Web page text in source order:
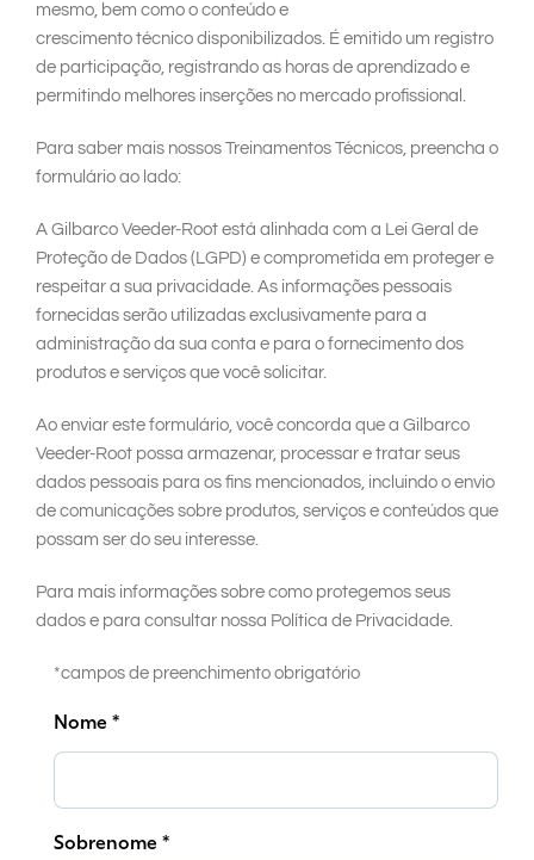
mesmo, bem como o conteúdo e
crescimento técnico disponibilizados. É emitido um registro
de participação, registrando as horas de aprendizado e
permitindo melhores inserções no mercado profissional.
Para saber mais nossos Treinamentos Técnicos, preencha o
formulário ao lado:
A Gilbarco Veeder-Root está alinhada com a Lei Geral de
Proteção de Dados (LGPD) e comprometida em proteger e
respeitar a sua privacidade. As informações pessoais
fornecidas serão utilizadas exclusivamente para a
administração da sua conta e para o fornecimento dos
produtos e serviços que você solicitar.
Ao enviar este formulário, você concorda que a Gilbarco
Veeder-Root possa armazenar, processar e tratar seus
dados pessoais para os fins mencionados, incluindo o envio
de comunicações sobre produtos, serviços e conteúdos que
possam ser do seu interesse.
Para mais informações sobre como protegemos seus
dados e para consultar nossa Política de Privacidade.
*campos de preenchimento obrigatório
Nome *
Sobrenome *